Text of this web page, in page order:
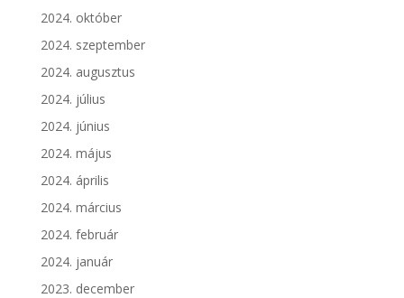
2024. október
2024. szeptember
2024. augusztus
2024. július
2024. június
2024. május
2024. április
2024. március
2024. február
2024. január
2023. december